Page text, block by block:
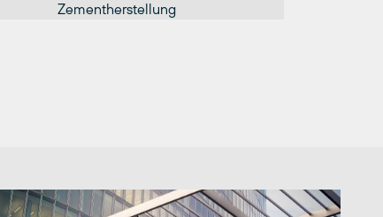
Zementherstellung